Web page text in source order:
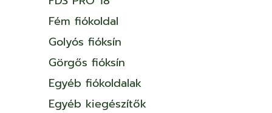
Fém fiókoldal
Golyós fióksín
Görgős fióksín
Egyéb fiókoldalak
Egyéb kiegészítők